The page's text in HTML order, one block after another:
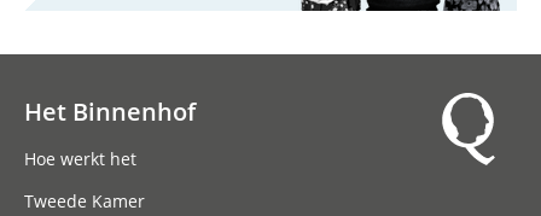
Het Binnenhof
Hoe werkt het
Tweede Kamer